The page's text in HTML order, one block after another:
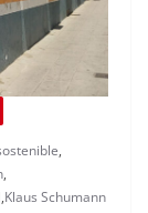
,
,
,Klaus Schumann